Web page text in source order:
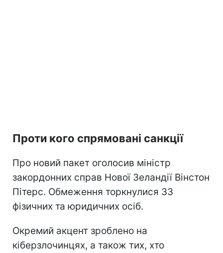
Проти кого спрямовані санкції
Про новий пакет оголосив міністр
закордонних справ Нової Зеландії Вінстон
Пітерс. Обмеження торкнулися 33
фізичних та юридичних осіб.
Окремий акцент зроблено на
кіберзлочинцях, а також тих, хто